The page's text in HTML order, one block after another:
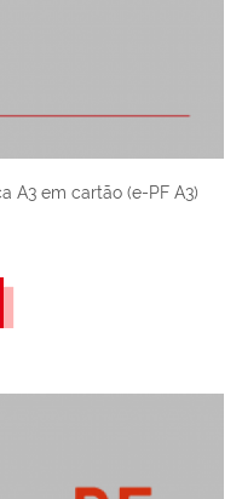
A3 em cartão (e-PF A3)